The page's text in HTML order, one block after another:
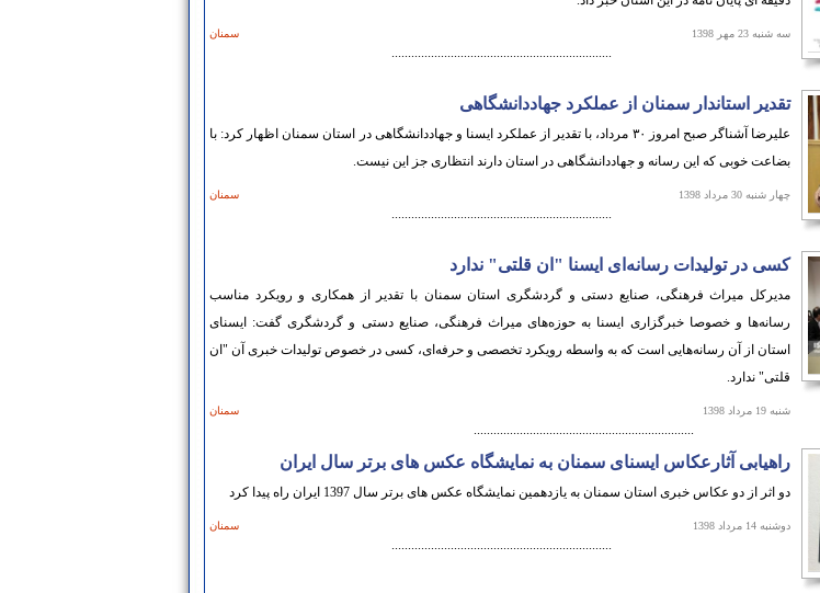
سه شنبه 23 مهر 1398 سمنان
...................................................................
تقدیر استاندار سمنان از عملکرد جهاددانشگاهی
علیرضا آشناگر صبح امروز ۳۰ مرداد، با تقدیر از عملکرد ایسنا و جهاددانشگاهی در استان سمنان اظهار کرد: با
بضاعت خوبی که این رسانه و جهاددانشگاهی در استان دارند انتظاری جز این نیست.
چهار شنبه 30 مرداد 1398 سمنان
...................................................................
کسی در تولیدات رسانه‌ای ایسنا "ان قلتی" ندارد
مدیرکل میراث فرهنگی، صنایع دستی و گردشگری استان سمنان با تقدیر از همکاری‌ و رویکرد مناسب
رسانه‌ها و خصوصا خبرگزاری ایسنا به حوزه‌های میراث فرهنگی، صنایع دستی و گردشگری گفت: ایسنای
استان از آن رسانه‌هایی است که به واسطه رویکرد تخصصی و حرفه‌ای، کسی در خصوص تولیدات خبری آن "ان
قلتی" ندارد.
شنبه 19 مرداد 1398 سمنان
...................................................................
راهیابی آثارعکاس ایسنای سمنان به نمایشگاه عکس های برتر سال ایران
دو اثر از دو عکاس خبری استان سمنان به یازدهمین نمایشگاه عکس های برتر سال 1397 ایران راه پیدا کرد
دوشنبه 14 مرداد 1398 سمنان
...................................................................